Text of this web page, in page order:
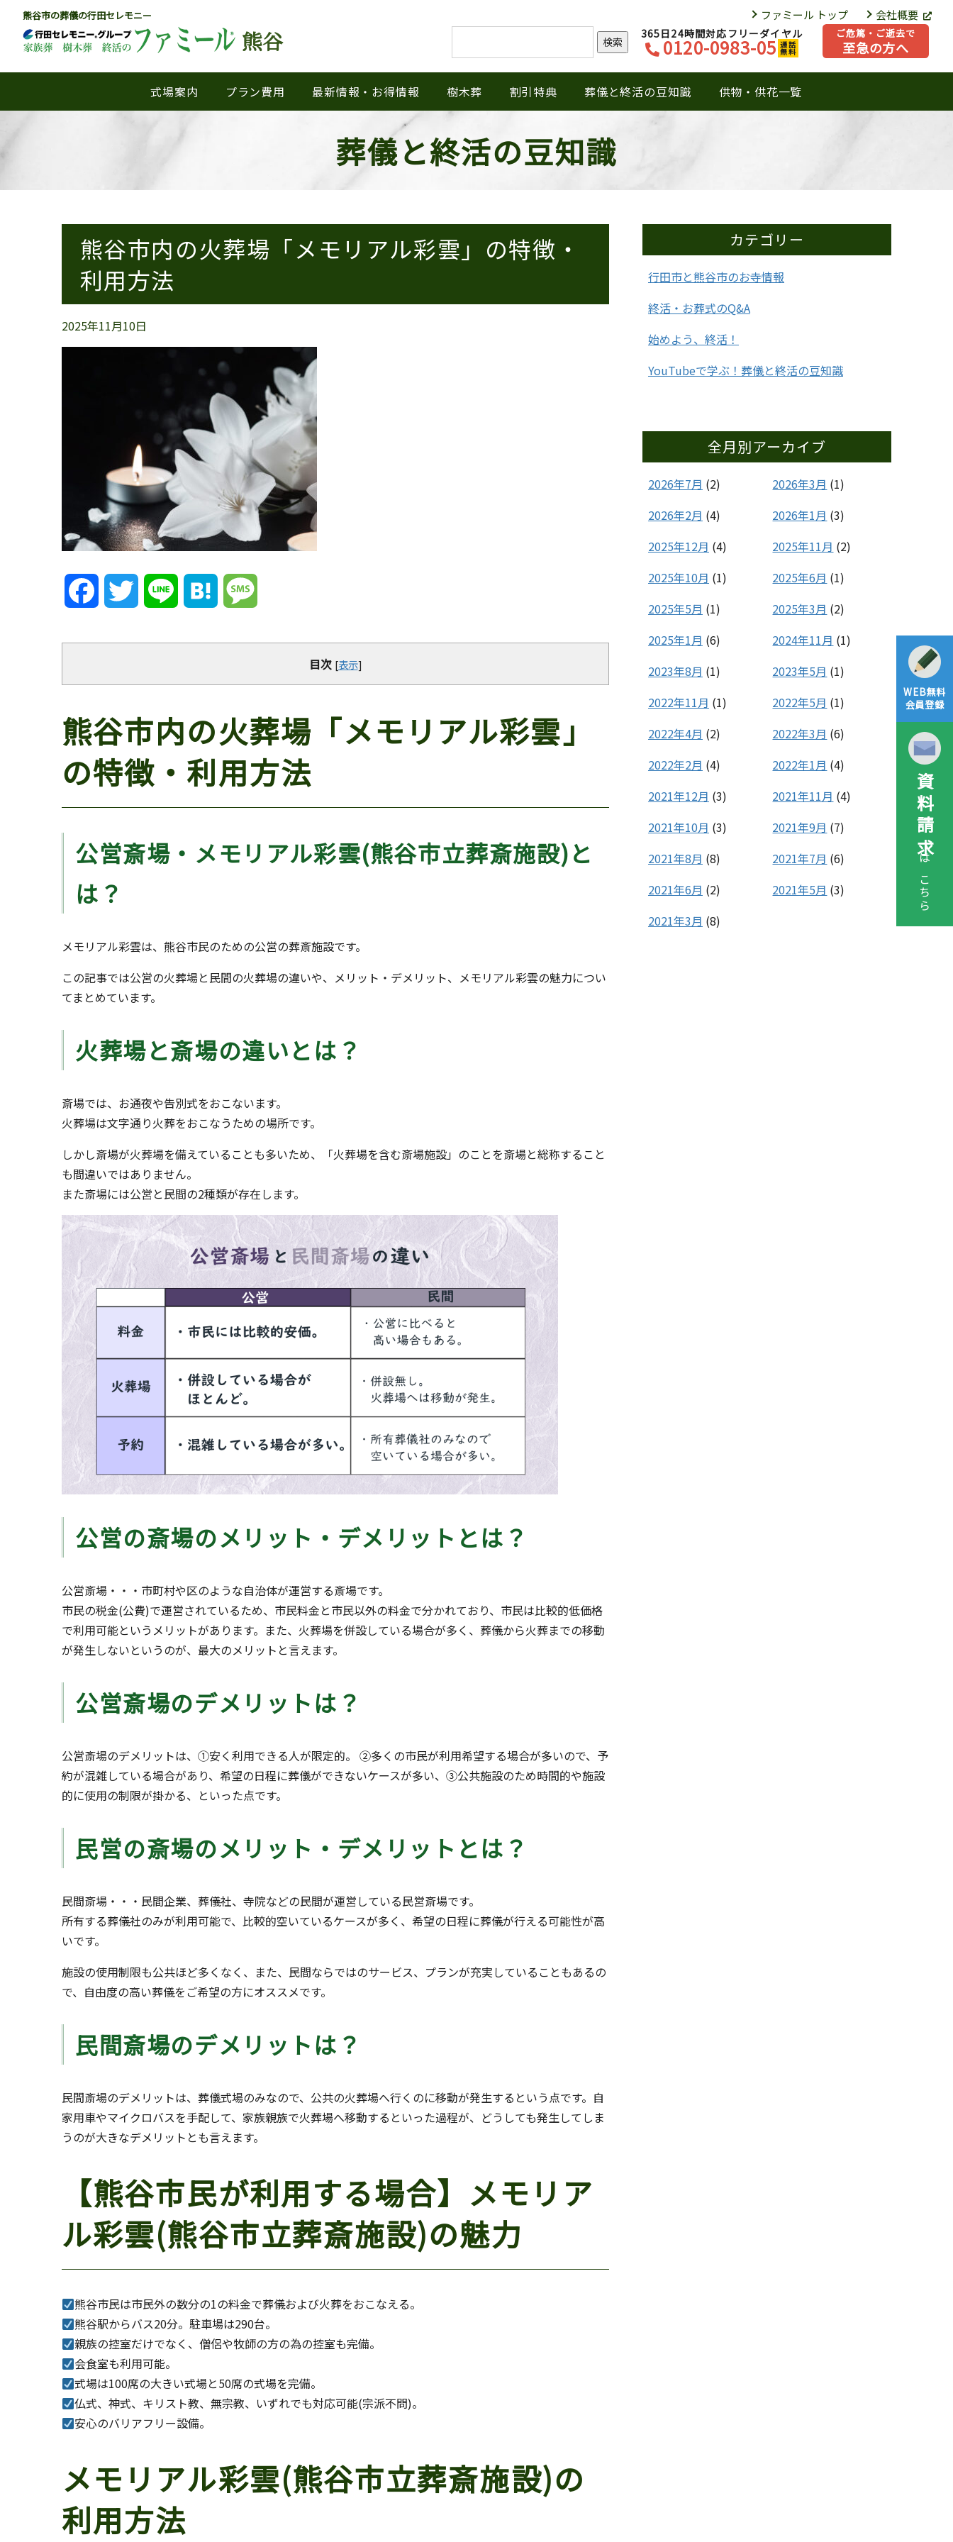
熊谷市の葬儀の行田セレモニー
熊谷
式場案内 プラン費用 最新情報・お得情報 樹木葬 割引特典 葬儀と終活の豆知識 供物・供花一覧
ファミール トップ 会社概要
検索
365日24時間対応フリーダイヤル
0120-0983-05 通話
無料
ご危篤・ご逝去で
至急の方へ
WEB無料
会員登録
資料請求
はこちら
葬儀と終活の豆知識
熊谷市内の火葬場「メモリアル彩雲」の特徴・
利用方法
2025年11月10日
FacebookTwitter Line Hatena
目次 [表示]
熊谷市内の火葬場「メモリアル彩雲」
の特徴・利用方法
公営斎場・メモリアル彩雲(熊谷市立葬斎施設)と
は？
メモリアル彩雲は、熊谷市民のための公営の葬斎施設です。
この記事では公営の火葬場と民間の火葬場の違いや、メリット・デメリット、メモリアル彩雲の魅力につい
てまとめています。
火葬場と斎場の違いとは？
斎場では、お通夜や告別式をおこないます。
火葬場は文字通り火葬をおこなうための場所です。
しかし斎場が火葬場を備えていることも多いため、「火葬場を含む斎場施設」のことを斎場と総称すること
も間違いではありません。
また斎場には公営と民間の2種類が存在します。
公営の斎場のメリット・デメリットとは？
公営斎場・・・市町村や区のような自治体が運営する斎場です。
市民の税金(公費)で運営されているため、市民料金と市民以外の料金で分かれており、市民は比較的低価格
で利用可能というメリットがあります。また、火葬場を併設している場合が多く、葬儀から火葬までの移動
が発生しないというのが、最大のメリットと言えます。
公営斎場のデメリットは？
公営斎場のデメリットは、①安く利用できる人が限定的。 ②多くの市民が利用希望する場合が多いので、予
約が混雑している場合があり、希望の日程に葬儀ができないケースが多い、③公共施設のため時間的や施設
的に使用の制限が掛かる、といった点です。
民営の斎場のメリット・デメリットとは？
民間斎場・・・民間企業、葬儀社、寺院などの民間が運営している民営斎場です。
所有する葬儀社のみが利用可能で、比較的空いているケースが多く、希望の日程に葬儀が行える可能性が高
いです。
施設の使用制限も公共ほど多くなく、また、民間ならではのサービス、プランが充実していることもあるの
で、自由度の高い葬儀をご希望の方にオススメです。
民間斎場のデメリットは？
民間斎場のデメリットは、葬儀式場のみなので、公共の火葬場へ行くのに移動が発生するという点です。自
家用車やマイクロバスを手配して、家族親族で火葬場へ移動するといった過程が、どうしても発生してしま
うのが大きなデメリットとも言えます。
【熊谷市民が利用する場合】メモリア
ル彩雲(熊谷市立葬斎施設)の魅力
熊谷市民は市民外の数分の1の料金で葬儀および火葬をおこなえる。
熊谷駅からバス20分。駐車場は290台。
親族の控室だけでなく、僧侶や牧師の方の為の控室も完備。
会食室も利用可能。
式場は100席の大きい式場と50席の式場を完備。
仏式、神式、キリスト教、無宗教、いずれでも対応可能(宗派不問)。
安心のバリアフリー設備。
メモリアル彩雲(熊谷市立葬斎施設)の
利用方法
カテゴリー
行田市と熊谷市のお寺情報
終活・お葬式のQ&A
始めよう、終活！
YouTubeで学ぶ！葬儀と終活の豆知識
全月別アーカイブ
2026年7月 (2) 2026年3月 (1)
2026年2月 (4) 2026年1月 (3)
2025年12月 (4) 2025年11月 (2)
2025年10月 (1) 2025年6月 (1)
2025年5月 (1) 2025年3月 (2)
2025年1月 (6) 2024年11月 (1)
2023年8月 (1) 2023年5月 (1)
2022年11月 (1) 2022年5月 (1)
2022年4月 (2) 2022年3月 (6)
2022年2月 (4) 2022年1月 (4)
2021年12月 (3) 2021年11月 (4)
2021年10月 (3) 2021年9月 (7)
2021年8月 (8) 2021年7月 (6)
2021年6月 (2) 2021年5月 (3)
2021年3月 (8)